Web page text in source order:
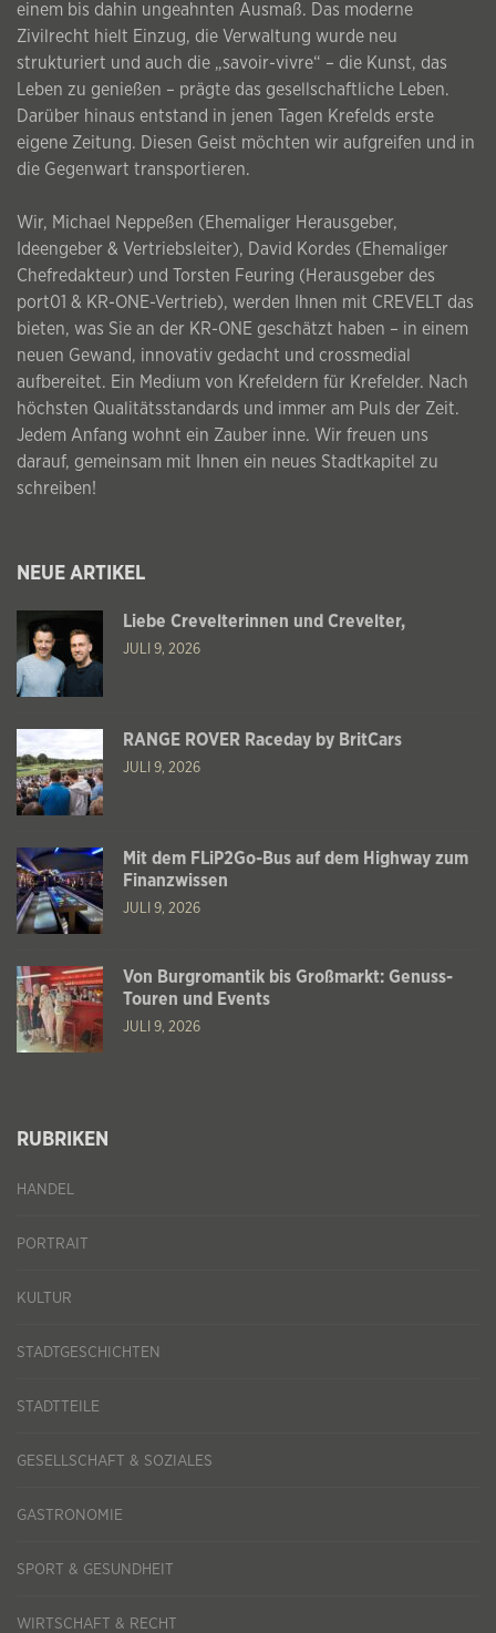
einem bis dahin ungeahnten Ausmaß. Das moderne
Zivilrecht hielt Einzug, die Verwaltung wurde neu
strukturiert und auch die „savoir-vivre“ – die Kunst, das
Leben zu genießen – prägte das gesellschaftliche Leben.
Darüber hinaus entstand in jenen Tagen Krefelds erste
eigene Zeitung. Diesen Geist möchten wir aufgreifen und in
die Gegenwart transportieren.
Wir, Michael Neppeßen (Ehemaliger Herausgeber,
Ideengeber & Vertriebsleiter), David Kordes (Ehemaliger
Chefredakteur) und Torsten Feuring (Herausgeber des
port01 & KR-ONE-Vertrieb), werden Ihnen mit CREVELT das
bieten, was Sie an der KR-ONE geschätzt haben – in einem
neuen Gewand, innovativ gedacht und crossmedial
aufbereitet. Ein Medium von Krefeldern für Krefelder. Nach
höchsten Qualitätsstandards und immer am Puls der Zeit.
Jedem Anfang wohnt ein Zauber inne. Wir freuen uns
darauf, gemeinsam mit Ihnen ein neues Stadtkapitel zu
schreiben!
NEUE ARTIKEL
Liebe Crevelterinnen und Crevelter,
JULI 9, 2026
RANGE ROVER Raceday by BritCars
JULI 9, 2026
Mit dem FLiP2Go-Bus auf dem Highway zum
Finanzwissen
JULI 9, 2026
Von Burgromantik bis Großmarkt: Genuss-
Touren und Events
JULI 9, 2026
RUBRIKEN
HANDEL
PORTRAIT
KULTUR
STADTGESCHICHTEN
STADTTEILE
GESELLSCHAFT & SOZIALES
GASTRONOMIE
SPORT & GESUNDHEIT
WIRTSCHAFT & RECHT